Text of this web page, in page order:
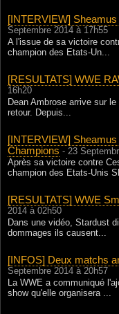
[INTERVIEW]
Septembre 2014 à 17h55
A l'issue de sa victoire
champion des Etats-Un...
[RESULTATS] WWE
16h20
Dean Ambrose arrive sur
retour. Depuis...
[INTERVIEW]
Champions - 23
Après sa victoire contre
champion des Etats-Unis
[RESULTATS] WWE
2014 à 02h50
Dans une vidéo, Stardust
dommages ils causent...
[INFOS] Deux matchs
Septembre 2014 à 20h57
La WWE a communiqué
show qu'elle organisera ...